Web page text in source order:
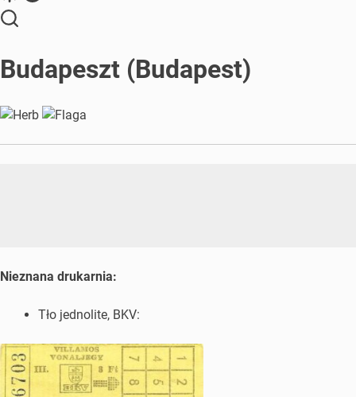
Budapeszt (Budapest)
Nieznana drukarnia:
Tło jednolite, BKV: